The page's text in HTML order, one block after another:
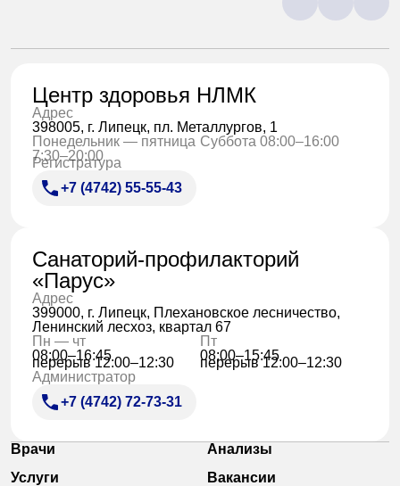
Центр здоровья НЛМК
Адрес
398005, г. Липецк, пл. Металлургов, 1
Понедельник — пятница
7:30–20:00
Суббота 08:00–16:00
Регистратура
+7 (4742) 55-55-43
Санаторий-профилакторий
«Парус»
Адрес
399000, г. Липецк, Плехановское лесничество,
Ленинский лесхоз, квартал 67
Пн — чт
08:00–16:45
перерыв 12:00–12:30
Пт
08:00–15:45
перерыв 12:00–12:30
Администратор
+7 (4742) 72-73-31
Врачи
Анализы
Услуги
Вакансии